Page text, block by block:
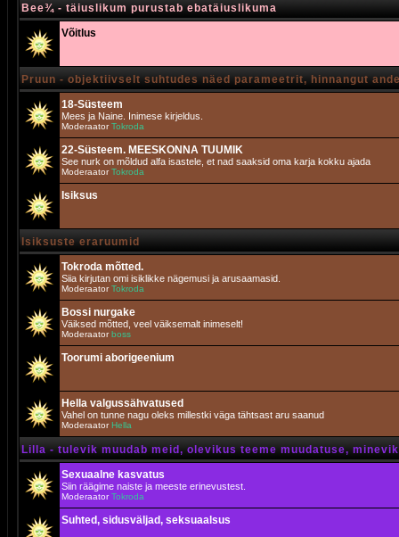
Bee¾ - täiuslikum purustab ebatäiuslikuma
Võitlus
Pruun - objektiivselt suhtudes näed parameetrit, hinnangut
18-Süsteem
Mees ja Naine. Inimese kirjeldus.
ModeraatorTokroda
22-Süsteem. MEESKONNA TUUMIK
See nurk on mõldud alfa isastele, et nad saaksid oma karja kokku ajada
ModeraatorTokroda
Isiksus
Isiksuste eraruumid
Tokroda mõtted.
Siia kirjutan omi isiklikke nägemusi ja arusaamasid.
ModeraatorTokroda
Bossi nurgake
Väiksed mõtted, veel väiksemalt inimeselt!
Moderaatorboss
Toorumi aborigeenium
Hella valgussähvatused
Vahel on tunne nagu oleks millestki väga tähtsast aru saanud
Moderaator Hella
Lilla - tulevik muudab meid, olevikus teeme muudatuse,
Sexuaalne kasvatus
Siin räägime naiste ja meeste erinevustest.
ModeraatorTokroda
Suhted, sidusväljad, seksuaalsus